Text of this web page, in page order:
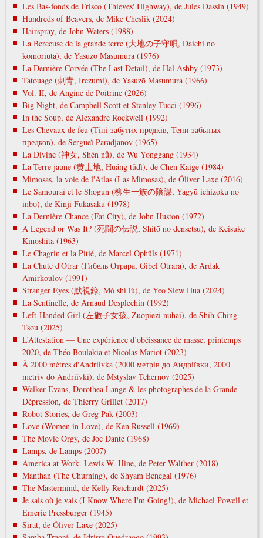
Les Bas-fonds de Frisco (Thieves' Highway), de Jules Dassin (1949)
Hundreds of Beavers, de Mike Cheslik (2024)
Hairspray, de John Waters (1988)
La Berceuse de la grande terre (大地の子守唄, Daichi no
komoriuta), de Yasuzō Masumura (1976)
La Dernière Corvée (The Last Detail), de Hal Ashby (1973)
Tatouage (刺青, Irezumi), de Yasuzō Masumura (1966)
Vol. II, de Angine de Poitrine (2026)
Big Night, de Campbell Scott et Stanley Tucci (1996)
In the Soup, de Alexandre Rockwell (1992)
Les Chevaux de feu (Тіні забутих предків, Тени забытых
предков), de Sergueï Paradjanov (1965)
La Divine (神女, Shén nǚ), de Wu Yonggang (1934)
La Terre jaune (黄土地, Huáng tǔdì), de Chen Kaige (1984)
Mimosas, la voie de l'Atlas (Las Mimosas), de Óliver Laxe (2016)
Le Samouraï et le Shogun (柳生一族の陰謀, Yagyū ichizoku no
inbō), de Kinji Fukasaku (1978)
La Dernière Chance (Fat City), de John Huston (1972)
A Legend or Was It? (死闘の伝説, Shitō no densetsu), de Keisuke
Kinoshita (1963)
Le Chagrin et la Pitié, de Marcel Ophüls (1971)
La Chute d'Otrar (Гибель Отрара, Gibel Otrara), de Ardak
Amirkoulov (1991)
Stranger Eyes (默視錄, Mò shì lù), de Yeo Siew Hua (2024)
La Sentinelle, de Arnaud Desplechin (1992)
Left-Handed Girl (左撇子女孩, Zuopiezi nuhai), de Shih-Ching
Tsou (2025)
L’Attestation — Une expérience d’obéissance de masse, printemps
2020, de Théo Boulakia et Nicolas Mariot (2023)
À 2000 mètres d'Andriivka (2000 метрів до Андріївки, 2000
metrіv do Andrіїvki), de Mstyslav Tchernov (2025)
Walker Evans, Dorothea Lange & les photographes de la Grande
Dépression, de Thierry Grillet (2017)
Robot Stories, de Greg Pak (2003)
Love (Women in Love), de Ken Russell (1969)
The Movie Orgy, de Joe Dante (1968)
Lamps, de Lamps (2007)
America at Work. Lewis W. Hine, de Peter Walther (2018)
Manthan (The Churning), de Shyam Benegal (1976)
The Mastermind, de Kelly Reichardt (2025)
Je sais où je vais (I Know Where I'm Going!), de Michael Powell et
Emeric Pressburger (1945)
Sirāt, de Óliver Laxe (2025)